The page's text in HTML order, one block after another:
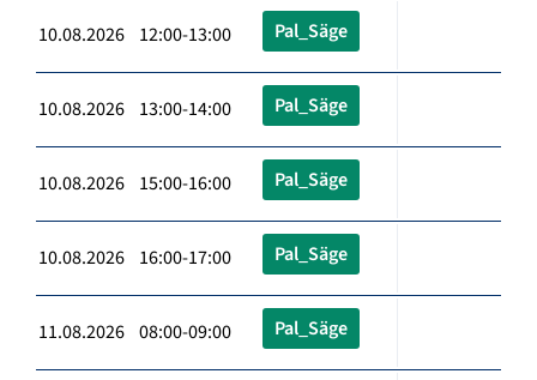
10.08.2026 12:00-13:00 Pal_Säge
10.08.2026 13:00-14:00 Pal_Säge
10.08.2026 15:00-16:00 Pal_Säge
10.08.2026 16:00-17:00 Pal_Säge
11.08.2026 08:00-09:00 Pal_Säge